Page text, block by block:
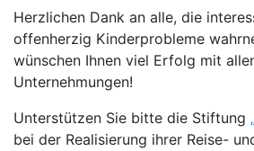
Herzlichen Dank an alle, die
offenherzig Kinderprobleme
wünschen Ihnen viel Erfolg mit
Unternehmungen!
Unterstützen Sie bitte die Stiftung
bei der Realisierung ihrer Reise-